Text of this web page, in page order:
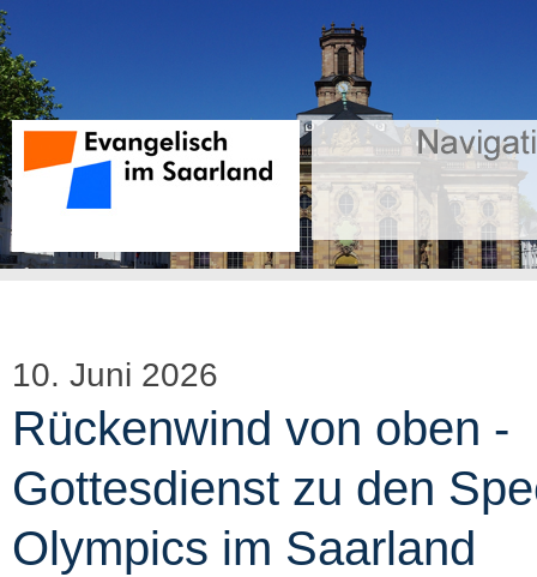
10. Juni 2026
Rückenwind von oben -
Gottesdienst zu den
Olympics im Saarland